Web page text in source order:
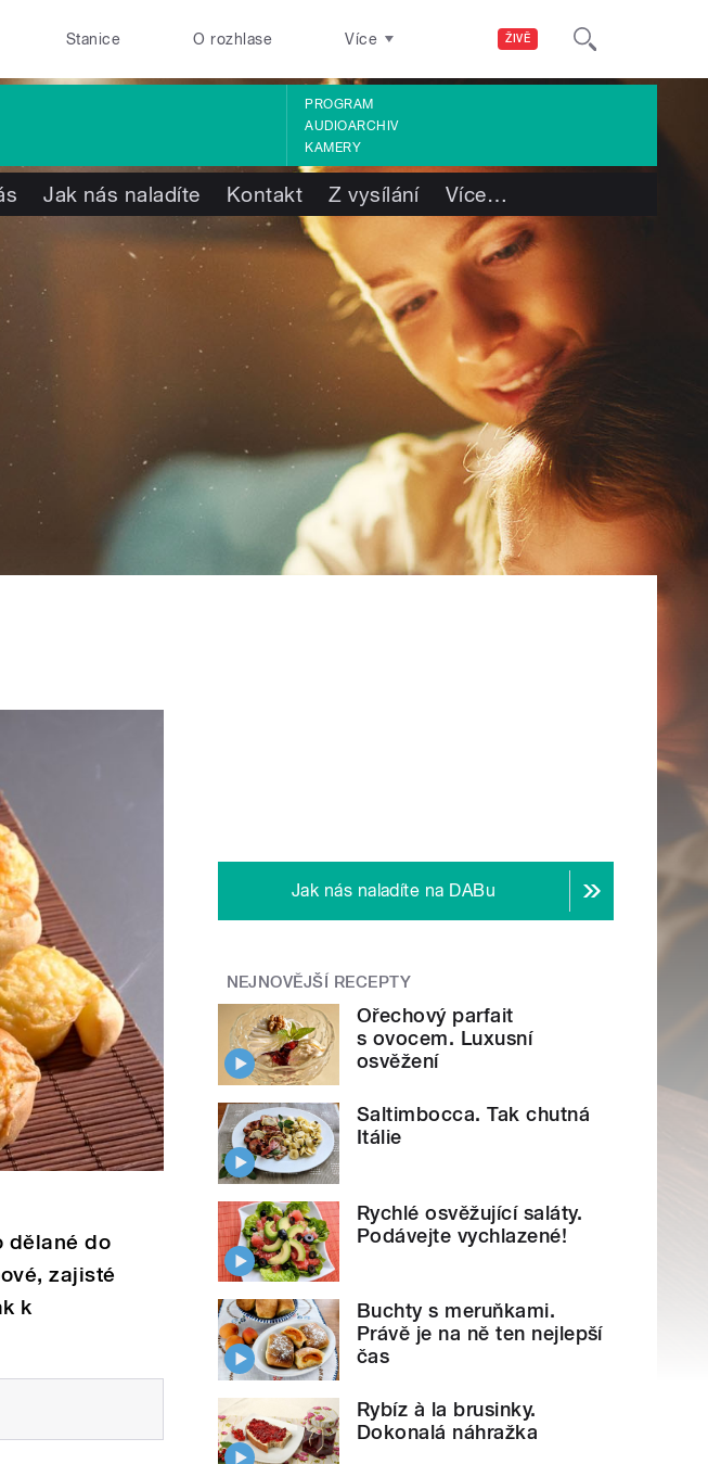
ŽIVĚ
Stanice O rozhlase Více
PROGRAM
AUDIOARCHIV
KAMERY
Jak nás naladíte Kontakt Z vysílání Více…
dělané do
zajisté
k
Jak nás naladíte na DABu
NEJNOVĚJŠÍ RECEPTY
Ořechový parfait
s ovocem. Luxusní
osvěžení
Saltimbocca. Tak chutná
Itálie
Rychlé osvěžující saláty.
Podávejte vychlazené!
Buchty s meruňkami.
Právě je na ně ten nejlepší
čas
Rybíz à la brusinky.
Dokonalá náhražka